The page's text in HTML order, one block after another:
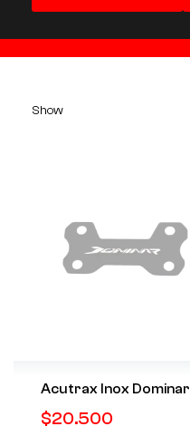
Show
Acutrax Inox Dominar
$20.500